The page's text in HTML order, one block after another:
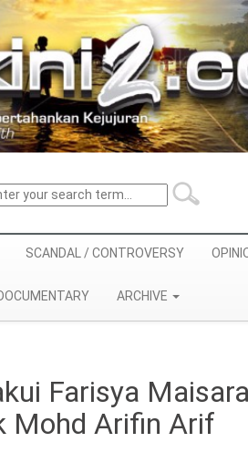
SCANDAL / CONTROVERSY
ARCHIVE
Farisya Maisara
Mohd Arifin Arif